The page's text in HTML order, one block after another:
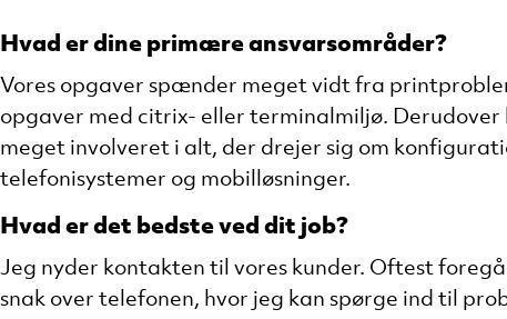
Hvad er dine primære ansvarsområder?
Vores opgaver spænder meget vidt fra
opgaver med citrix- eller terminalmiljø.
meget involveret i alt, der drejer sig om
telefonisystemer og mobilløsninger.
Hvad er det bedste ved dit job?
Jeg nyder kontakten til vores kunder. Oftest
snak over telefonen, hvor jeg kan spørge ind til